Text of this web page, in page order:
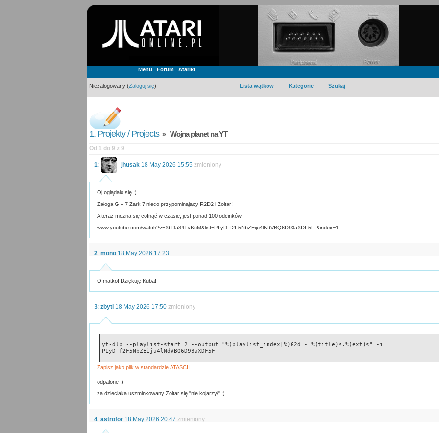
Menu Forum Atariki
Niezalogowany (Zaloguj się) Lista wątków Kategorie Szukaj
1. Projekty / Projects» Wojna planet na YT
Od 1 do 9 z 9
1: jhusak 18 May 2026 15:55 zmieniony
Oj oglądało się :)
Załoga G + 7 Zark 7 nieco przypominający R2D2 i Zoltar!
A teraz można się cofnąć w czasie, jest ponad 100 odcinków
www.youtube.com/watch?v=XbDa34TvKuM&list=PLyD_f2F5NbZEiju4lNdVBQ6D93aXDF5F-&index=1
2: mono 18 May 2026 17:23
O matko! Dziękuję Kuba!
3: zbyti 18 May 2026 17:50 zmieniony
yt-dlp --playlist-start 2 --output "%(playlist_index|%)02d - %(title)s.%(ext)s" -i
PLyD_f2F5NbZEiju4lNdVBQ6D93aXDF5F-
odpalone ;)
za dzieciaka uszminkowany Zoltar się "nie kojarzył" ;)
4: astrofor 18 May 2026 20:47 zmieniony